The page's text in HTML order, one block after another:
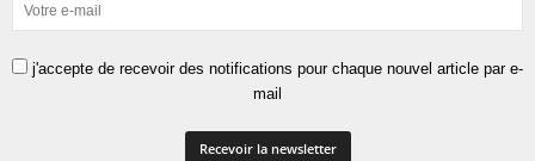
j'accepte de recevoir des notifications pour chaque nouvel article par e-
mail